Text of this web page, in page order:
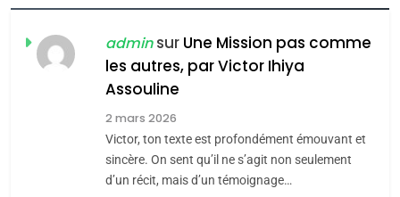
FIÈRE, DIGNE ET RÉSILIENTE :
POURQUOI JE REVENDIQUE
MA JUDAÏTE par Thérèse
Zrihen-Dvir
ISRAÉL JUDAISME
CE QUI NOUS MANQUE –
Jacques Hadida
JUDAISME
adminsur Une Mission pas comme
les autres, par Victor Ihiya
Assouline
2 mars 2026
Victor, ton texte est profondément émouvant et
sincère. On sent qu’il ne s’agit non seulement
d’un récit, mais d’un témoignage…